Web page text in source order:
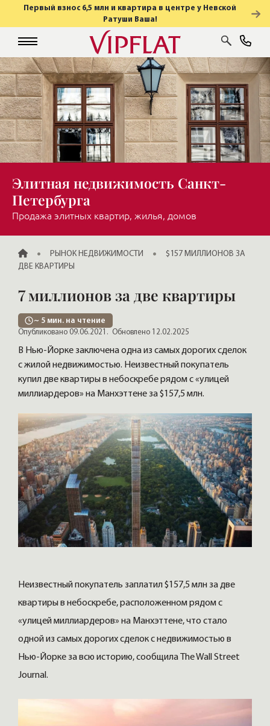
Первый взнос 6,5 млн и квартира в центре у Невской
Ратуши Ваша!
Элитная недвижимость Санкт-
Петербурга
Продажа элитных квартир, жилья, домов
ГЛАВНАЯРЫНОК НЕДВИЖИМОСТИ
$157 МИЛЛИОНОВ ЗА
ДВЕ КВАРТИРЫ
7 миллионов за две квартиры
~ 5 мин. на чтение
Опубликовано 09.06.2021. Обновлено 12.02.2025
В Нью-Йорке заключена одна из самых дорогих сделок
с жилой недвижимостью. Неизвестный покупатель
купил две квартиры в небоскребе рядом с «улицей
миллиардеров» на Манхэттене за $157,5 млн.
Неизвестный покупатель заплатил $157,5 млн за две
квартиры в небоскребе, расположенном рядом с
«улицей миллиардеров» на Манхэттене, что стало
одной из самых дорогих сделок с недвижимостью в
Нью-Йорке за всю историю, сообщила The Wall Street
Journal.